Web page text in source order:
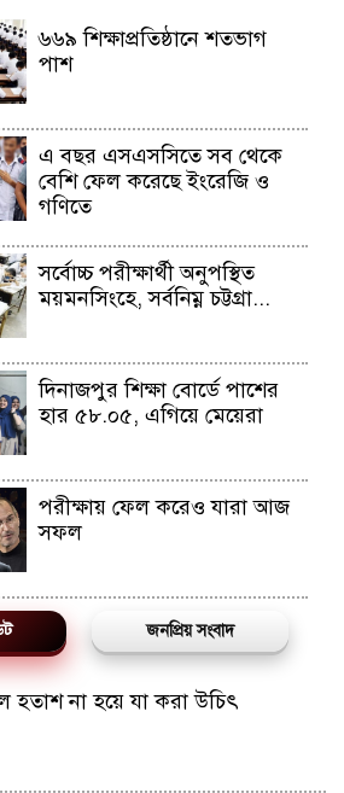
৬৬৯ শিক্ষাপ্রতিষ্ঠানে শতভাগ
পাশ
এ বছর এসএসসিতে সব থেকে
বেশি ফেল করেছে ইংরেজি ও
গণিতে
সর্বোচ্চ পরীক্ষার্থী অনুপস্থিত
ময়মনসিংহে, সর্বনিম্ন চট্টগ্রা...
দিনাজপুর শিক্ষা বোর্ডে পাশের
হার ৫৮.০৫, এগিয়ে মেয়েরা
পরীক্ষায় ফেল করেও যারা আজ
সফল
জনপ্রিয় সংবাদ
হতাশ না হয়ে যা করা উচিৎ